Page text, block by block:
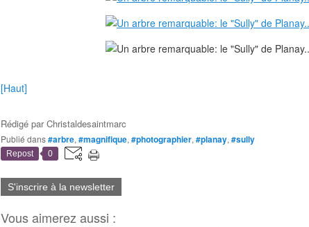
[Haut]
Rédigé parChristaldesaintmarc
Publié dans#arbre, #magnifique, #photographier, #planay, #sully
Repost 0
S'inscrire à la newsletter
Vous aimerez aussi :